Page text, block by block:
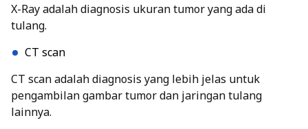
X-Ray adalah diagnosis ukuran tumor yang ada di
tulang.
CT scan
CT scan adalah diagnosis yang lebih jelas untuk
pengambilan gambar tumor dan jaringan tulang
lainnya.